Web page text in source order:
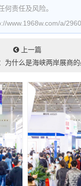
何责任及风险。
www.1968w.com/a/
上一篇
为什么是海峡两岸展商的